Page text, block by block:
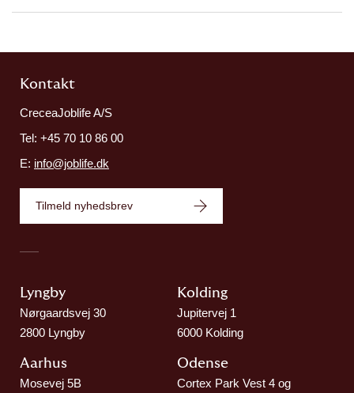
Kontakt
CreceaJoblife A/S
Tel: +45 70 10 86 00
E: info@joblife.dk
Tilmeld nyhedsbrev
Lyngby
Nørgaardsvej 30
2800 Lyngby
Aarhus
Mosevej 5B
Kolding​
Jupitervej 1
6000 Kolding
Odense
Cortex Park Vest 4 og